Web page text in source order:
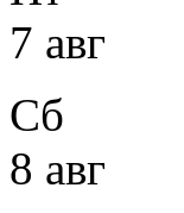
7 авг
Сб
8 авг